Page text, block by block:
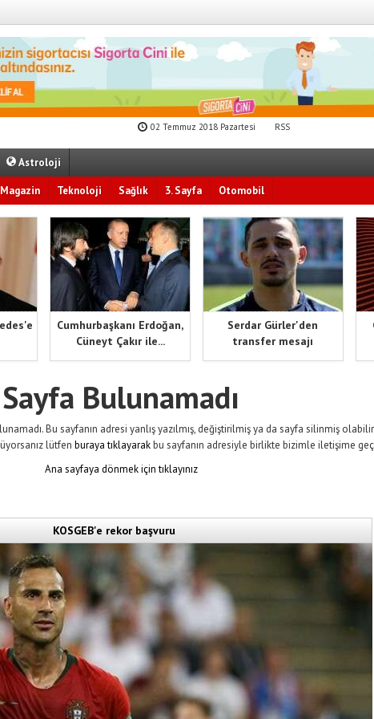
02 Temmuz 2018 Pazartesi RSS
Astroloji
Magazin Teknoloji Sağlık 3. Sayfa Otomobil
Cumhurbaşkanı Erdoğan,
Cüneyt Çakır ile...
Serdar Gürler'den
transfer mesajı
Sayfa Bulunamadı
Bu sayfanın adresi yanlış yazılmış, değiştirilmiş ya da sayfa silinmiş olabilir.
lütfen buraya tıklayarakbu sayfanın adresiyle birlikte bizimle iletişime
Ana sayfaya dönmek için tıklayınız
KOSGEB'e rekor başvuru